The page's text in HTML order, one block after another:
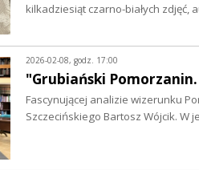
kilkadziesiąt czarno-białych zdjęć,
2026-02-08, godz. 17:00
"Grubiański
Fascynującej analizie wizerunku
Szczecińskiego Bartosz Wójcik. W